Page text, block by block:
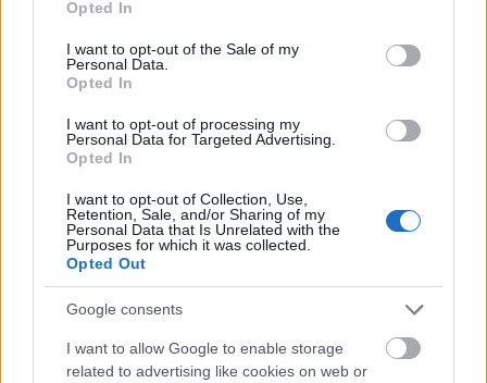
use your data for below specified purposes in below Google
consent section.
Opted In
I want to opt-out of the Sale of my
Personal Data.
Opted In
I want to opt-out of processing my
Personal Data for Targeted Advertising.
Opted In
I want to opt-out of Collection, Use,
Retention, Sale, and/or Sharing of my
Personal Data that Is Unrelated with the
Purposes for which it was collected.
Opted Out
Google consents
I want to allow Google to enable storage
related to advertising like cookies on web or
verdenscupåpningen i Östersund i slutten av
november, legger Minkkinen opp til mer av det
som fungerte i fjor.
– 2024/25 ble en drømmesesong, der jeg klarte å
heve meg solid. Nå starter jeg på et høyere nivå
pleide å tro at suksessrike kvinner var utstyrt med
magiske krefter, og at jeg ikke kunne klare det
samme som dem. Men nå er jeg en av dem, sier
Minkkinen til den finske avisaIlta Sanomat.
Bak står en stolt nordmann som er landslagstrener
for Finland for andre sesongen.